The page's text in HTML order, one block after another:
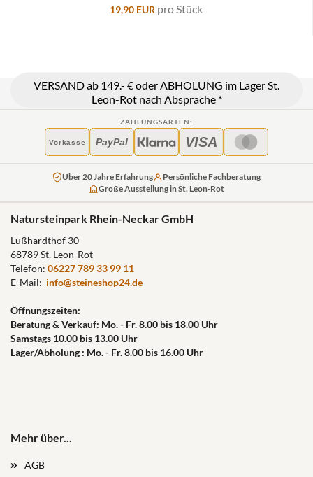
19,90 EUR pro Stück
VERSAND ab 149.- € oder ABHOLUNG im Lager St.
Leon-Rot nach Absprache *
ZAHLUNGSARTEN:
Vorkasse PayPal VISA
Über 20 Jahre Erfahrung
Persönliche Fachberatung
Große Ausstellung in St. Leon-Rot
Natursteinpark Rhein-Neckar GmbH
Lußhardthof 30
68789 St. Leon-Rot
Telefon: 06227 789 33 99 11
E-Mail: info@steineshop24.de
Öffnungszeiten:
Beratung & Verkauf: Mo. - Fr. 8.00 bis 18.00 Uhr
Samstags 10.00 bis 13.00 Uhr
Lager/Abholung : Mo. - Fr. 8.00 bis 16.00 Uhr
Mehr über...
AGB